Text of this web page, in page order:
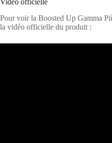
Vidéo officielle
Pour voir la Boosted Up Gamma
la vidéo officielle du produit :